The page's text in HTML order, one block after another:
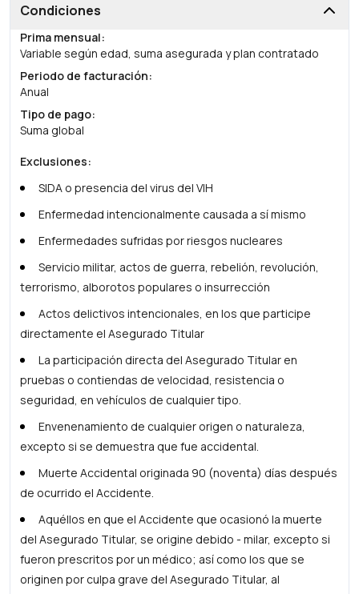
Condiciones
Prima mensual:
Variable según edad, suma asegurada y plan contratado
Periodo de facturación:
Anual
Tipo de pago:
Suma global
Exclusiones:
SIDA o presencia del virus del VIH
Enfermedad intencionalmente causada a sí mismo
Enfermedades sufridas por riesgos nucleares
Servicio militar, actos de guerra, rebelión, revolución,
terrorismo, alborotos populares o insurrección
Actos delictivos intencionales, en los que participe
directamente el Asegurado Titular
La participación directa del Asegurado Titular en
pruebas o contiendas de velocidad, resistencia o
seguridad, en vehículos de cualquier tipo.
Envenenamiento de cualquier origen o naturaleza,
excepto si se demuestra que fue accidental.
Muerte Accidental originada 90 (noventa) días después
de ocurrido el Accidente.
Aquéllos en que el Accidente que ocasionó la muerte
del Asegurado Titular, se origine debido - milar, excepto si
fueron prescritos por un médico; así como los que se
originen por culpa grave del Asegurado Titular, al